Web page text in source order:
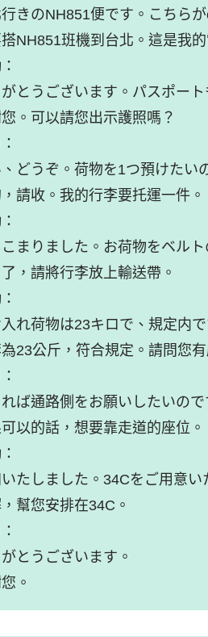
きのNH851便です。こちら
NH851班機到台北。這是我的
とうございます。パスポー
。可以請您出示護照嗎？
どうぞ。荷物を1つ預けたい
請收。我的行李要托運一件。
まりました。お荷物をベル
，請將行李放上輸送帶。
れ荷物は23キロで、規定内
23公斤，符合規定。請問您
ば通路側をお願いしたいの
以的話，想要靠走道的座位。
たしました。34Cをご用意い
幫您安排在34C。
とうございます。
。